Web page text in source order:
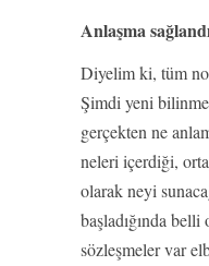
Anlaşma
Diyelim ki, tüm
Şimdi yeni
gerçekten ne
neleri içerdiği,
olarak neyi
başladığında belli
sözleşmeler var